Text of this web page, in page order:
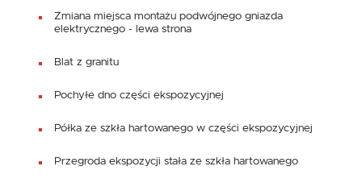
Zmiana miejsca montażu podwójnego gniazda
elektrycznego - lewa strona
Blat z granitu
Pochyłe dno części ekspozycyjnej
Półka ze szkła hartowanego w części ekspozycyjnej
Przegroda ekspozycji stała ze szkła hartowanego